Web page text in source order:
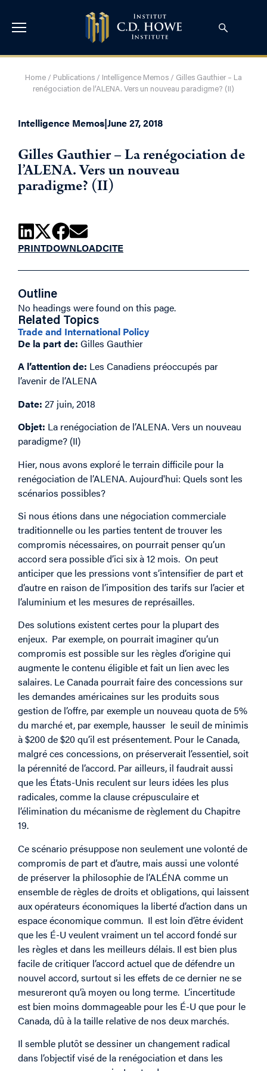
Home / Publications / Intelligence Memos / Gilles Gauthier – La
renégociation de l’ALENA. Vers un nouveau paradigme? (II)
Intelligence Memos|June 27, 2018
Gilles Gauthier – La renégociation de
l’ALENA. Vers un nouveau
paradigme? (II)
PRINTDOWNLOADCITE
Outline
No headings were found on this page.
Related Topics
Trade and International Policy
De la part de: Gilles Gauthier
A l’attention de: Les Canadiens préoccupés par
l’avenir de l’ALENA
Date: 27 juin, 2018
Objet: La renégociation de l’ALENA. Vers un nouveau
paradigme? (II)
Hier, nous avons exploré le terrain difficile pour la
renégociation de l’ALENA. Aujourd'hui: Quels sont les
scénarios possibles?
Si nous étions dans une négociation commerciale
traditionnelle ou les parties tentent de trouver les
compromis nécessaires, on pourrait penser qu’un
accord sera possible d’ici six à 12 mois. On peut
anticiper que les pressions vont s’intensifier de part et
d’autre en raison de l’imposition des tarifs sur l’acier et
l’aluminium et les mesures de représailles.
Des solutions existent certes pour la plupart des
enjeux. Par exemple, on pourrait imaginer qu’un
compromis est possible sur les règles d’origine qui
augmente le contenu éligible et fait un lien avec les
salaires. Le Canada pourrait faire des concessions sur
les demandes américaines sur les produits sous
gestion de l’offre, par exemple un nouveau quota de 5%
du marché et, par exemple, hausser le seuil de minimis
à $200 de $20 qu’il est présentement. Pour le Canada,
malgré ces concessions, on préserverait l’essentiel, soit
la pérennité de l’accord. Par ailleurs, il faudrait aussi
que les États-Unis reculent sur leurs idées les plus
radicales, comme la clause crépusculaire et
l’élimination du mécanisme de règlement du Chapitre
19.
Ce scénario présuppose non seulement une volonté de
compromis de part et d’autre, mais aussi une volonté
de préserver la philosophie de l’ALÉNA comme un
ensemble de règles de droits et obligations, qui laissent
aux opérateurs économiques la liberté d’action dans un
espace économique commun. Il est loin d’être évident
que les É-U veulent vraiment un tel accord fondé sur
les règles et dans les meilleurs délais. Il est bien plus
facile de critiquer l’accord actuel que de défendre un
nouvel accord, surtout si les effets de ce dernier ne se
mesureront qu’à moyen ou long terme. L’incertitude
est bien moins dommageable pour les É-U que pour le
Canada, dû à la taille relative de nos deux marchés.
Il semble plutôt se dessiner un changement radical
dans l’objectif visé de la renégociation et dans les